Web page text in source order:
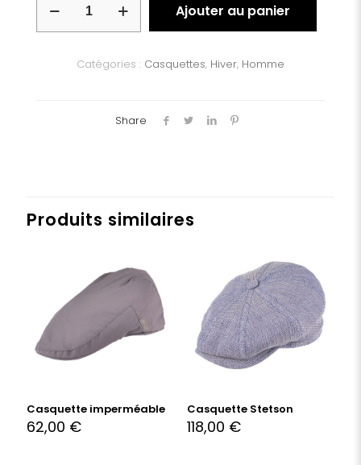
Ajouter au panier
Catégories : Casquettes, Hiver, Homme
Share
Produits similaires
Casquette imperméable
62,00 €
Casquette Stetson
118,00 €